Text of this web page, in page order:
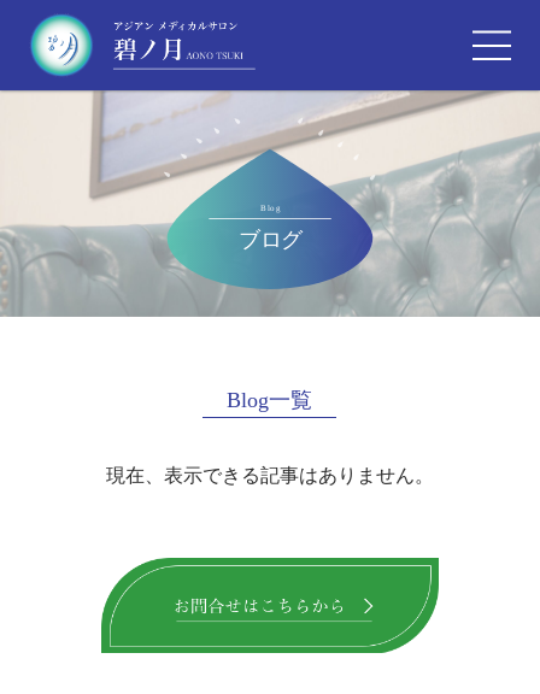
Blog一覧
現在、表示できる記事はありません。